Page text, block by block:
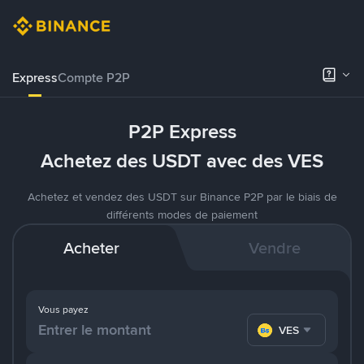
ExpressCompte P2P
P2P Express
Achetez des USDT avec des VES
Achetez et vendez des USDT sur Binance P2P par le biais de
différents modes de paiement
Acheter Vendre
Vous payez
VES